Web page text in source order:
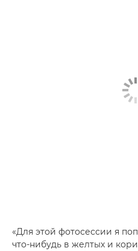
«Для этой фотосессии я
что-нибудь в желтых и